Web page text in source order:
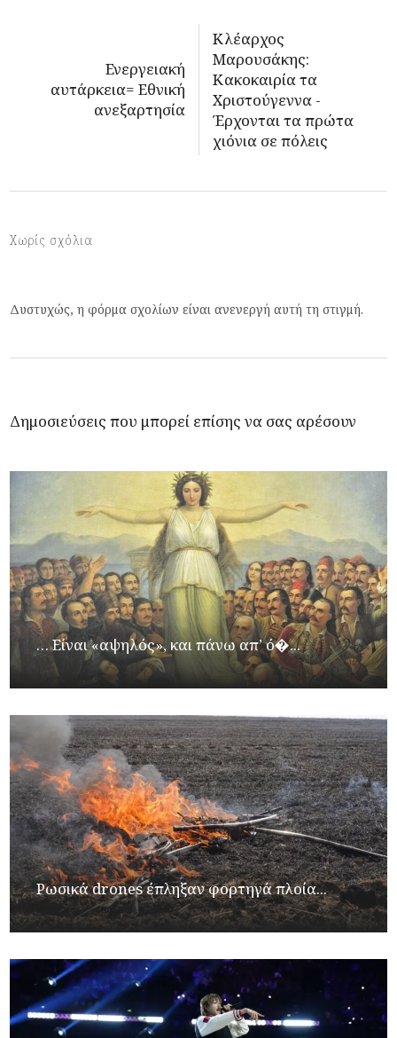
Ενεργειακή
αυτάρκεια= Εθνική
ανεξαρτησία
Κλέαρχος
Μαρουσάκης:
Κακοκαιρία τα
Χριστούγεννα -
Έρχονται τα πρώτα
χιόνια σε πόλεις
Χωρίς σχόλια
Δυστυχώς, η φόρμα σχολίων είναι ανενεργή αυτή τη στιγμή.
Δημοσιεύσεις που μπορεί επίσης να σας αρέσουν
… Είναι «αψηλός», και πάνω απ’ ό�...
Ρωσικά drones έπληξαν φορτηγά πλοία...